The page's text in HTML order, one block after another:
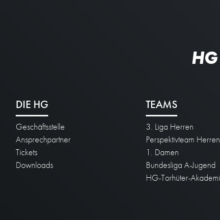
DIE HG
Geschäftsstelle
Ansprechpartner
Tickets
Downloads
TEAMS
3. Liga Herren
Perspektivteam Herren
1. Damen
Bundesliga A-Jugend
HG-Torhüter-